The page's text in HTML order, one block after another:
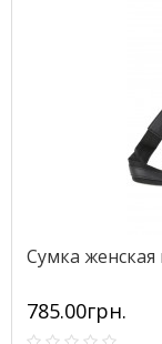
Сумка женская
785.00грн.